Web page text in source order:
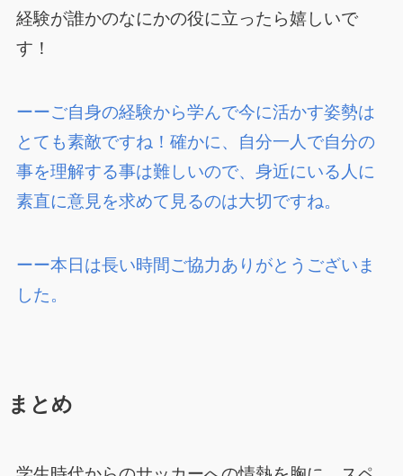
経験が誰かのなにかの役に立ったら嬉しいで
す！
ーーご自身の経験から学んで今に活かす姿勢は
とても素敵ですね！確かに、自分一人で自分の
事を理解する事は難しいので、身近にいる人に
素直に意見を求めて見るのは大切ですね。
ーー本日は長い時間ご協力ありがとうございま
した。
まとめ